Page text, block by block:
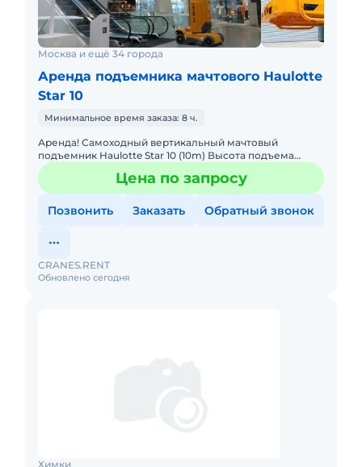
Москва и ещё 34 города
Аренда подъемника мачтового Haulotte
Star 10
Минимальное время заказа: 8 ч.
Аренда! Самоходный вертикальный мачтовый
подъемник Haulotte Star 10 (10m) Высота подъема
платформы: 8.00м Размер платформы: 0,67 x 0,97m
Вес: 2765кг ГрузоЦена по запросу
Позвонить Заказать Обратный звонок
Обновлено сегодня
CRANES.RENT
Химки